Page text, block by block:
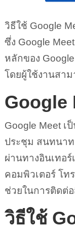
วิธีใช้ Google
ซึ่ง Google
หลักของ
โดยผู้ใช้งานสาม
Google
Google Meet เ
ประชุม สนทนาท
ผ่านทางอินเทอร์
คอมพิวเตอร์ โท
ช่วยในการติดต่
วิธีใช้